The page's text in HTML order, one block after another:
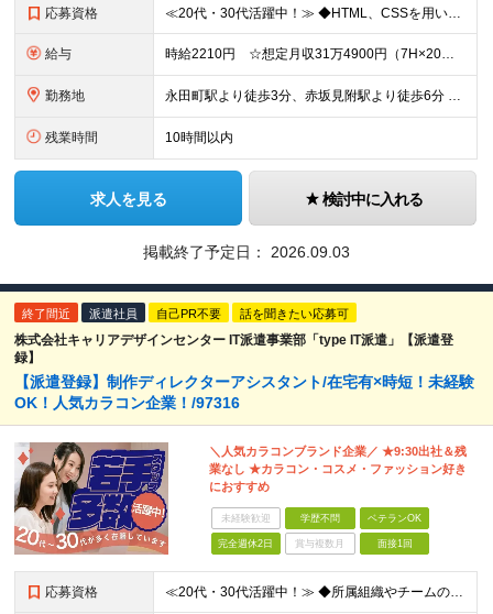
応募資格 ≪20代・30代活躍中！≫ ◆HTML、CSSを用いたサイト制作の経験 ◆Adobe Photoshop、Illustratorの使用経験 ※ブランクがある方やこれまでのご経験に自信がない方も、まず
給与 時給2210円 ☆想定月収31万4900円（7H×20日+残業2.5H） ※交通費全額支給
勤務地 永田町駅より徒歩3分、赤坂見附駅より徒歩6分 ▼服装：オフィスカジュアル ▼受動喫煙対策：屋内禁煙
残業時間 10時間以内
求人を見る 検討中に入れる
掲載終了予定日： 2026.09.03
終了間近 派遣社員 自己PR不要 話を聞きたい応募可
株式会社キャリアデザインセンター IT派遣事業部「type IT派遣」【派遣登
録】
【派遣登録】制作ディレクターアシスタント/在宅有×時短！未経験
OK！人気カラコン企業！/97316
＼人気カラコンブランド企業／ ★9:30出社＆残
業なし ★カラコン・コスメ・ファッション好き
におすすめ
未経験歓迎 学歴不問 ベテランOK
完全週休2日 賞与複数月 面接1回
応募資格 ≪20代・30代活躍中！≫ ◆所属組織やチームのタスク管理経験 ◆コスメ・カラコンが好きな方 ※ブランクがある方やこれまでのご経験に自信がない方も、まずはお気軽にご応募ください！ ※ご経歴をなるべく